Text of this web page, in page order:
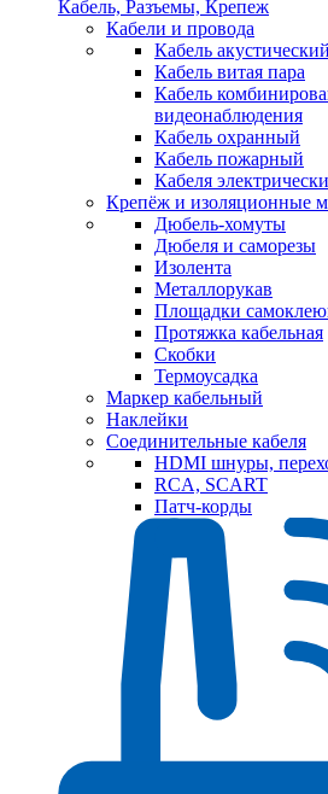
Кабель, Разъемы, Крепеж
Кабели и провода
Кабель акустический
Кабель витая пара
Кабель
видеонаблюдения
Кабель охранный
Кабель пожарный
Кабеля
Крепёж и изоляционные
Дюбель-хомуты
Дюбеля и саморезы
Изолента
Металлорукав
Площадки
Протяжка кабельная
Скобки
Термоусадка
Маркер кабельный
Наклейки
Соединительные кабеля
HDMI шнуры,
RCA, SCART
Патч-корды